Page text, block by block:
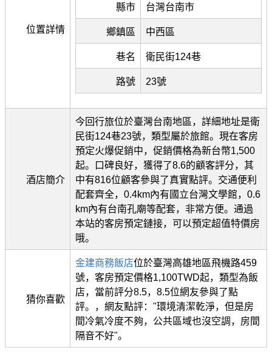
位置詳情
縣市 台灣台南市
鄉鎮區 中西區
巷名 衛民街124巷
路號 23號
酒店簡介
今回行旅位於臺灣台南地區，詳細地址是衛
民街124巷23號，類型屬於旅館。現在客房
預定火爆促銷中，促銷價格為新台幣1,500
起。口碑良好，獲得了8.6的顧客評分，其
中有816位顧客參與了真實點評。交通便利
配套齊全，0.4km內有國立台灣文學館，0.6
km內有台南孔廟等配套，非常方便。通過
本站的客房預定鏈接，可以預定超值特價房
哦。
猜你喜歡
金建商務飯店位於臺灣高雄地區飛機路459
號，客房預定價格1,100TWD起，類型為飯
店，當前評分8.5，8.5位網友參與了點
評。，網友點評："環境清潔乾淨，但是房
間冷氣冷度不夠，公共區域也沒空調，房間
隔音不好"。